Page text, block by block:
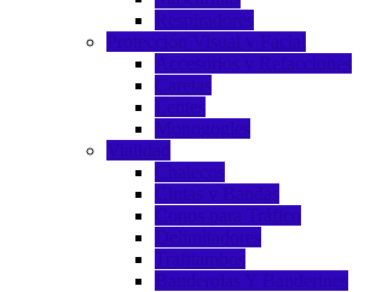
Respiradores
Protección Visual y Facial
Accesorios y Refacciones
Caretas
Lentes
Monogogles
Vialidad
Chalecos
Cintas y Bandas
Conos para Tráfico
Delimitadores
Trafitambos
Banderolas Y Banderines